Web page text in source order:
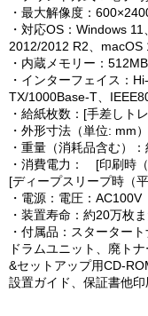
・最大解像度：
・対応OS：Windows
2012/2012 R2、macOS
・内蔵メモリー：512MB
・インターフェイス：
TX/1000Base-T、
・給紙枚数：[手差しト
・外形寸法（単位: mm
・重量（消耗品含む）
・消費電力： [印刷時
[ディープスリープ時（
・電源：電圧：AC100V
・装置寿命：約20万枚
・付属品：スターター
ドラムユニット、廃ト
&セットアップ用CD-
設置ガイド、保証書他印